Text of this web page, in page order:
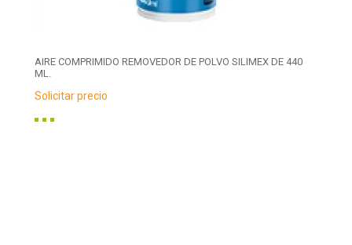
AIRE COMPRIMIDO REMOVEDOR DE POLVO SILIMEX DE 440
ML.
Solicitar precio